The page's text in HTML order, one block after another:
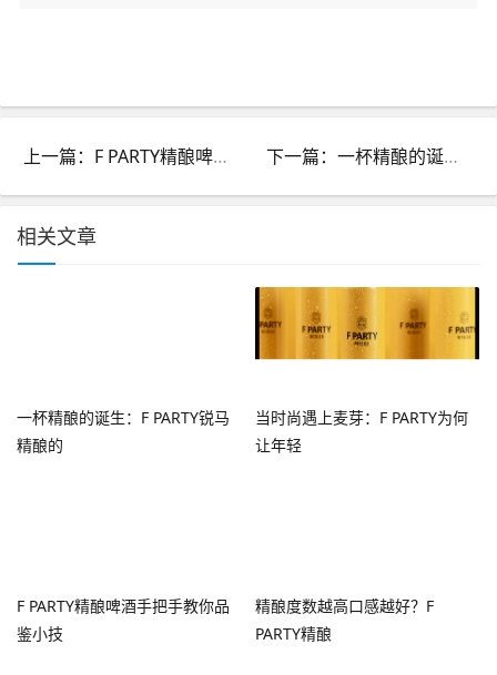
上一篇：F PARTY精酿啤酒手把手教你品鉴小技巧 下一篇：一杯精酿的诞生：F PARTY锐马精酿的四重奏
相关文章
一杯精酿的诞生：F PARTY锐马
精酿的
当时尚遇上麦芽：F PARTY为何
让年轻
F PARTY精酿啤酒手把手教你品
鉴小技
精酿度数越高口感越好？F
PARTY精酿